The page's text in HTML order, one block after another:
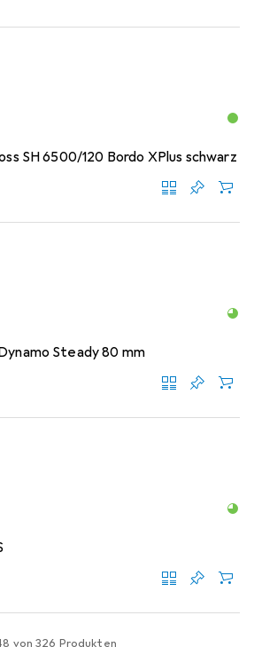
SH 6500/120 Bordo XPlus schwarz
Steady 80 mm
von 326 Produkten